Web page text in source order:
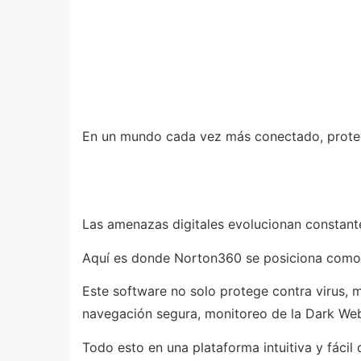
En un mundo cada vez más conectado,
Las amenazas digitales evolucionan
Aquí es donde Norton360 se posiciona
Este software no solo protege contra virus,
navegación segura, monitoreo de la Dark
Todo esto en una plataforma intuitiva y fácil